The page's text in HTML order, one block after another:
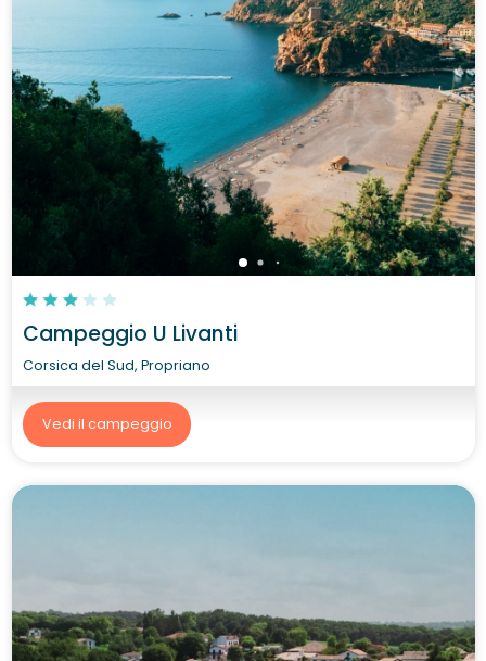
Campeggio U Livanti
Corsica del Sud, Propriano
Vedi il campeggio